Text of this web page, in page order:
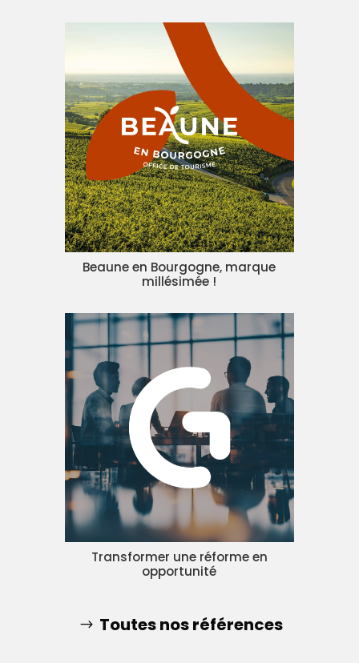
Beaune en Bourgogne, marque
millésimée !
Transformer une réforme en
opportunité
Toutes nos références